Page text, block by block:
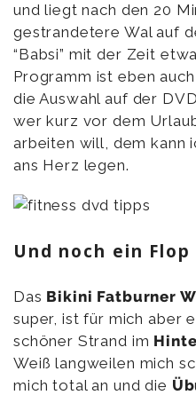
und liegt nach den 20
gestrandetere Wal auf
“Babsi” mit der Zeit
Programm ist eben
die Auswahl auf der
wer kurz vor dem
arbeiten will, dem kann
ans Herz legen.
Und noch ein Flop
Das Bikini Fatburner
super, ist für mich aber
schöner Strand im
Weiß langweilen mich
mich total an und die